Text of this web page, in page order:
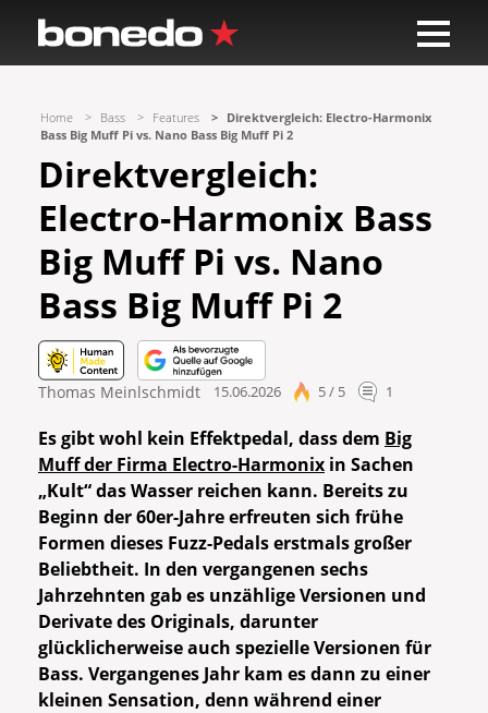
Home Bass Features
Direktvergleich: Electro-Harmonix
Bass Big Muff Pi vs. Nano Bass Big Muff Pi 2
Direktvergleich:
Electro-Harmonix Bass
Big Muff Pi vs. Nano
Bass Big Muff Pi 2
Thomas Meinlschmidt 15.06.2026 5 / 5 1
Es gibt wohl kein Effektpedal, dass dem Big
Muff der Firma Electro-Harmonix in Sachen
„Kult“ das Wasser reichen kann. Bereits zu
Beginn der 60er-Jahre erfreuten sich frühe
Formen dieses Fuzz-Pedals erstmals großer
Beliebtheit. In den vergangenen sechs
Jahrzehnten gab es unzählige Versionen und
Derivate des Originals, darunter
glücklicherweise auch spezielle Versionen für
Bass. Vergangenes Jahr kam es dann zu einer
kleinen Sensation, denn während einer